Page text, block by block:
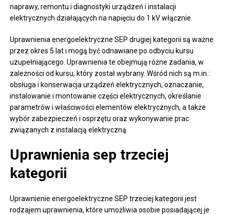
naprawy, remontu i diagnostyki urządzeń i instalacji
elektrycznych działających na napięciu do 1 kV włącznie.
Uprawnienia energoelektryczne SEP drugiej kategorii są ważne
przez okres 5 lat i mogą być odnawiane po odbyciu kursu
uzupełniającego. Uprawnienia te obejmują różne zadania, w
zależności od kursu, który został wybrany. Wśród nich są m.in.:
obsługa i konserwacja urządzeń elektrycznych, oznaczanie,
instalowanie i montowanie części elektrycznych, określanie
parametrów i właściwości elementów elektrycznych, a także
wybór zabezpieczeń i osprzętu oraz wykonywanie prac
związanych z instalacją elektryczną.
Uprawnienia sep trzeciej
kategorii
Uprawnienie energoelektryczne SEP trzeciej kategorii jest
rodzajem uprawnienia, które umożliwia osobie posiadającej je